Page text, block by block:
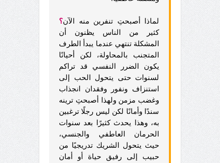
لماذا أصبحتِ تنفرين منه الآن؟
كثير من الناس يظنون أن
المشكلة تنتهي عندما يبدأ الطرف
المتجنب بالمحاولة، لكن أحيانًا
يكون الضرر النفسي قد تراكم
لسنوات حتى يتحول الحب إلى
استنزاف ونفور وفقدان انجذاب
وغضب مزمن ولهذا أصبحتِ ترينه
سندًا وأمانًا لكن ليس رجلًا ترغبين
به، وهذا يحدث كثيرًا بعد سنوات
الحرمان العاطفي والجنسي،
حيث يتحول الشريك تدريجيًا من
حبيب إلى رفيق حياة أو أمان